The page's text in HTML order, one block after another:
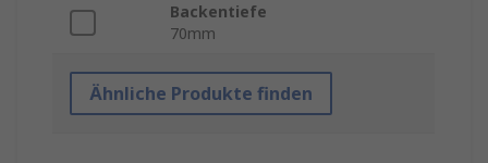
Backentiefe
70mm
Ähnliche Produkte finden